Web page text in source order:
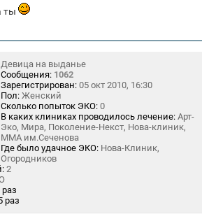
ты
Девица на выданье
Сообщения: 1062
Зарегистрирован: 05 окт 2010, 16:30
Пол: Женский
Сколько попыток ЭКО: 0
В каких клиниках проводилось лечение: Арт-
Эко, Мира, Поколение-Некст, Нова-клиник,
ММА им.Сеченова
Где было удачное ЭКО: Нова-Клиник,
Огородников
2
раз
раз